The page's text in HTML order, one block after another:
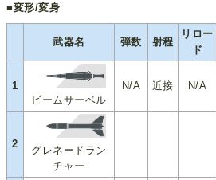
■変形/変身
武器名 弾数 射程
リロー
ド
1
ビームサーベル
N/A 近接 N/A
2
グレネードラン
チャー